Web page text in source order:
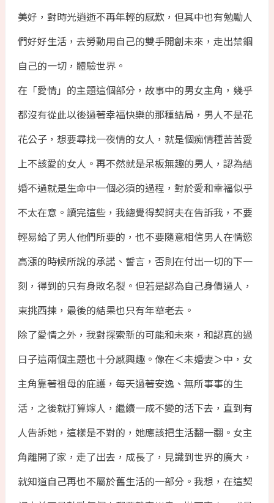
美好，對時光逍逝不再年輕的感歎，但其中也有勉勵人
們好好生活，去勞動用自己的雙手開創未來，走出禁錮
自己的一切，體驗世界。
在「愛情」的主題這個部分，故事中的男女主角，幾乎
都沒有從此以後過著幸福快樂的那種結局，男人不是花
花公子，想要尋找一夜情的女人，就是個痴情種苦苦愛
上不該愛的女人。再不然就是呆板無趣的男人，認為結
婚不過就是生命中一個必須的過程，對於愛和幸福似乎
不太在意。讀完這些，我總覺得契訶夫在告訴我，不要
輕易給了男人他們所要的，也不要隨意相信男人在情慾
高漲的時候所說的承諾、誓言，否則在付出一切的下一
刻，得到的只有身敗名裂。但若是認為自己身價過人，
東挑西揀，最後的結果也只有年華老去。
除了愛情之外，我對探索新的可能和未來，和認真的過
日子這兩個主題也十分感興趣。像在＜未婚妻＞中，女
主角靠著祖母的庇護，每天過著安逸、無所事事的生
活，之後就打算嫁人，繼續一成不變的活下去，直到有
人告訴她，這樣是不對的，她應該把生活翻一翻。女主
角離開了家，走了出去，成長了，見識到世界的廣大，
就知道自己再也不屬於舊生活的一部分。我想，在這契